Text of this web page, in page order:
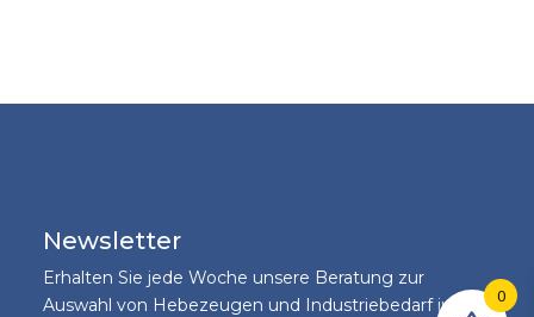
Newsletter
Erhalten Sie jede Woche unsere Beratung zur
Auswahl von Hebezeugen und Industriebedarf in
0